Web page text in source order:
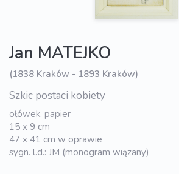
Jan MATEJKO
(1838 Kraków - 1893 Kraków)
Szkic postaci kobiety
ołówek, papier
15 x 9 cm
47 x 41 cm w oprawie
sygn. l.d.: JM (monogram wiązany)